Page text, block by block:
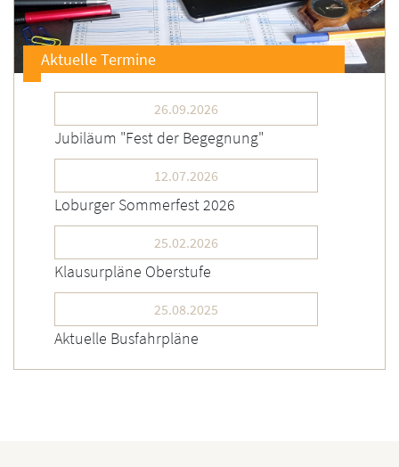
Aktuelle Termine
26.09.2026
Jubiläum "Fest der Begegnung"
12.07.2026
Loburger Sommerfest 2026
25.02.2026
Klausurpläne Oberstufe
25.08.2025
Aktuelle Busfahrpläne